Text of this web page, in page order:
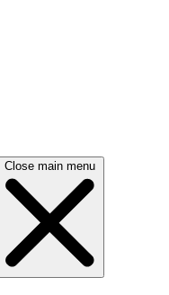
Close main menu